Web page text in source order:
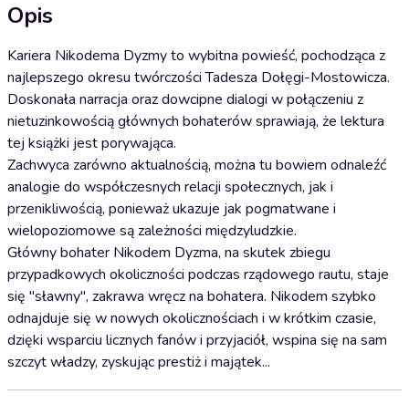
Opis
Kariera Nikodema Dyzmy to wybitna powieść, pochodząca z
najlepszego okresu twórczości Tadesza Dołęgi-Mostowicza.
Doskonała narracja oraz dowcipne dialogi w połączeniu z
nietuzinkowością głównych bohaterów sprawiają, że lektura
tej książki jest porywająca.
Zachwyca zarówno aktualnością, można tu bowiem odnaleźć
analogie do współczesnych relacji społecznych, jak i
przenikliwością, ponieważ ukazuje jak pogmatwane i
wielopoziomowe są zależności międzyludzkie.
Główny bohater Nikodem Dyzma, na skutek zbiegu
przypadkowych okoliczności podczas rządowego rautu, staje
się "sławny", zakrawa wręcz na bohatera. Nikodem szybko
odnajduje się w nowych okolicznościach i w krótkim czasie,
dzięki wsparciu licznych fanów i przyjaciół, wspina się na sam
szczyt władzy, zyskując prestiż i majątek...